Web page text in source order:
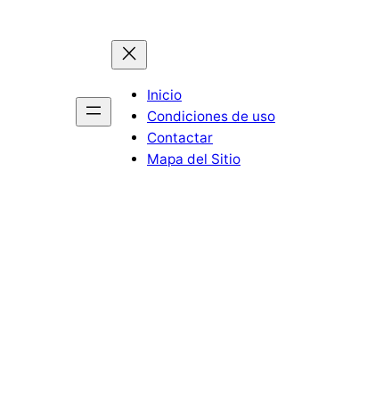
Inicio
Condiciones de uso
Contactar
Mapa del Sitio